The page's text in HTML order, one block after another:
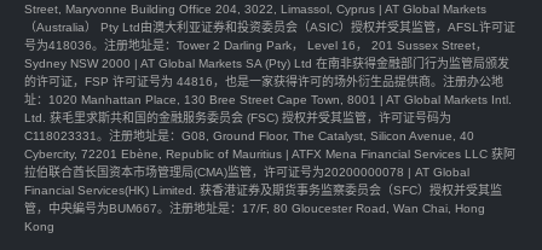
Street, Maryvonne Building Office 204, 3022, Limassol, Cyprus | AT Global Markets
（Australia） Pty Ltd由澳大利亚证券和投资委员会（ASIC）授权并受其监管，AFSL许可证
号为418036。注册地址是：Tower 2 Darling Park， Level 16， 201 Sussex Street，
Sydney NSW 2000 | AT Global Markets SA (Pty) Ltd 在南非获得金融部门行为监管局颁发
的许可证，FSP 许可证号为 44816，也是一家获得许可的场外衍生品提供商。注册办公地
址：1020 Manhattan Place, 130 Bree Street Cape Town, 8001 | AT Global Markets Intl.
Ltd. 获毛里求斯共和国的金融服务委员会 (FSC) 授权并受其监管，许可证号码为
C118023331。注册地址是：G08, Ground Floor, The Catalyst, Silicon Avenue, 40
Cybercity, 72201 Ebène, Republic of Mauritius | ATFX Mena Financial Services LLC 获阿
拉伯联合酋长国资本市场管理局(CMA)监管，许可证号为20200000078 | AT Global
Financial Services(HK) Limited. 获香港证券及期货事务监察委员会（SFC）授权并受其监
管，中央編号为BUM667。注册地址是：17/F, 80 Gloucester Road, Wan Chai, Hong
Kong